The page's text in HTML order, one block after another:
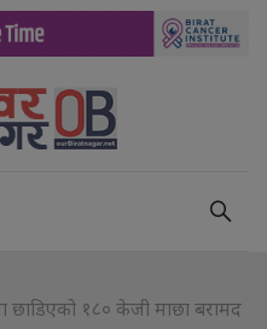
छाडिएको १८० केजी माछा बरामद